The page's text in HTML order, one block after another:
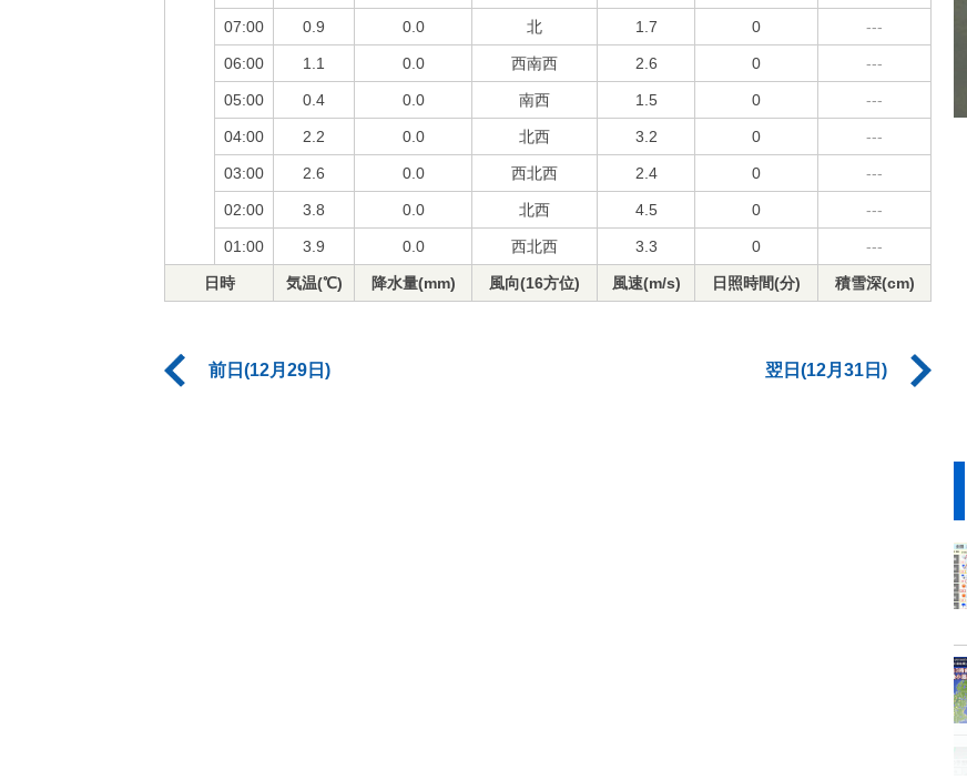
07:00 0.9 0.0 北 1.7 0 ---
06:00 1.1 0.0 西南西 2.6 0 ---
05:00 0.4 0.0 南西 1.5 0 ---
04:00 2.2 0.0 北西 3.2 0 ---
03:00 2.6 0.0 西北西 2.4 0 ---
02:00 3.8 0.0 北西 4.5 0 ---
01:00 3.9 0.0 西北西 3.3 0 ---
日時 気温(℃) 降水量(mm) 風向(16方位) 風速(m/s) 日照時間(分) 積雪深(cm)
前日(12月29日) 翌日(12月31日)